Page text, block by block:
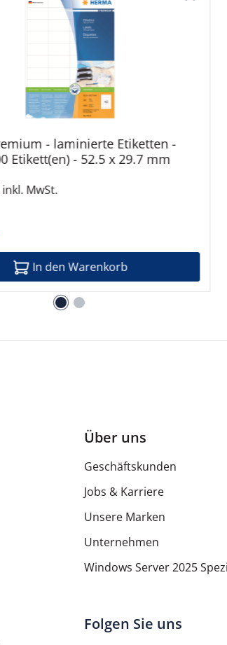
Weiß
Papier
100 %
ISO 9001:2008
Ja
matt - 8000 Etikett(en) - 52.5 x 29.7 mm
inkl. MwSt.
In den Warenkorb
Über uns
Geschäftskunden
Jobs & Karriere
Unsere Marken
Unternehmen
Windows Server 2025
Folgen Sie uns